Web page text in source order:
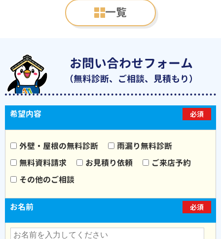
一覧
お問い合わせフォーム
（無料診断、ご相談、見積もり）
希望内容 必須
外壁・屋根の無料診断
雨漏り無料診断
無料資料請求
お見積り依頼
ご来店予約
その他のご相談
お名前 必須